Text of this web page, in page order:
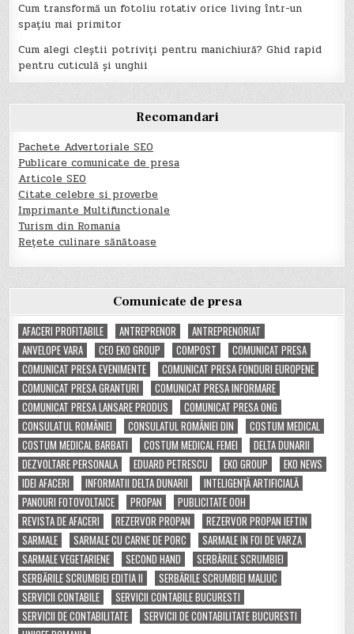
Cum transformă un fotoliu rotativ orice living într-un
spațiu mai primitor
Cum alegi cleștii potriviți pentru manichiură? Ghid rapid
pentru cuticulă și unghii
Recomandari
Pachete Advertoriale SEO
Publicare comunicate de presa
Articole SEO
Citate celebre si proverbe
Imprimante Multifunctionale
Turism din Romania
Rețete culinare sănătoase
Comunicate de presa
AFACERI PROFITABILE
ANTREPRENOR
ANTREPRENORIAT
ANVELOPE VARA
CEO EKO GROUP COMPOST
COMUNICAT PRESA
COMUNICAT PRESA EVENIMENTE
COMUNICAT PRESA FONDURI EUROPENE
COMUNICAT PRESA GRANTURI
COMUNICAT PRESA INFORMARE
COMUNICAT PRESA LANSARE PRODUS
COMUNICAT PRESA ONG
CONSULATUL ROMÂNIEI
CONSULATUL ROMÂNIEI DIN
COSTUM MEDICAL
COSTUM MEDICAL BARBATI
COSTUM MEDICAL FEMEI
DELTA DUNARII
DEZVOLTARE PERSONALA
EDUARD PETRESCU EKO GROUP
EKO NEWS
IDEI AFACERI
INFORMATII DELTA DUNARII
INTELIGENȚĂ ARTIFICIALĂ
PANOURI FOTOVOLTAICE
PROPAN
PUBLICITATE OOH
REVISTA DE AFACERI
REZERVOR PROPAN
REZERVOR PROPAN IEFTIN
SARMALE
SARMALE CU CARNE DE PORC
SARMALE IN FOI DE VARZA
SARMALE VEGETARIENE
SECOND HAND
SERBĂRILE SCRUMBIEI
SERBĂRILE SCRUMBIEI EDITIA II
SERBĂRILE SCRUMBIEI MALIUC
SERVICII CONTABILE
SERVICII CONTABILE BUCURESTI
SERVICII DE CONTABILITATE
SERVICII DE CONTABILITATE BUCURESTI